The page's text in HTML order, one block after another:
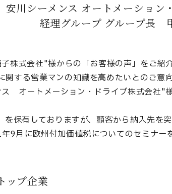
安川シーメンス オートメーション
経理グループ グループ長
株式会社"様からの「お客様の声」をご紹介
関する営業マンの知識を高めたいとのご
オートメーション・ドライブ株式会社"
保有しておりますが、顧客から納入先を
9月に欧州付加価値税についてのセミナー
ップ企業